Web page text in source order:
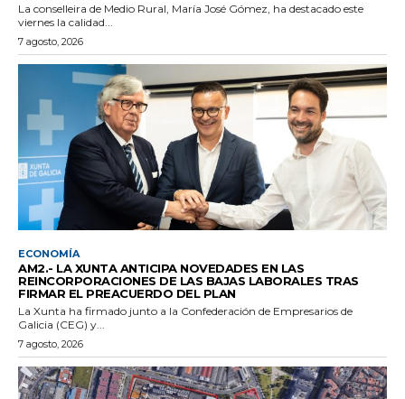
La conselleira de Medio Rural, María José Gómez, ha destacado este
viernes la calidad...
7 agosto, 2026
ECONOMÍA
AM2.- LA XUNTA ANTICIPA NOVEDADES EN LAS
REINCORPORACIONES DE LAS BAJAS LABORALES TRAS
FIRMAR EL PREACUERDO DEL PLAN
La Xunta ha firmado junto a la Confederación de Empresarios de
Galicia (CEG) y...
7 agosto, 2026